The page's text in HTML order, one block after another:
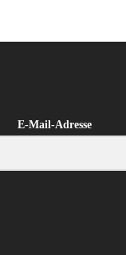
E-Mail-Adresse